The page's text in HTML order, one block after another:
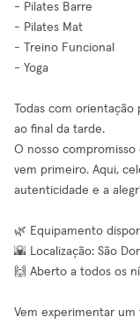
- Pilates Barre
- Pilates Mat
- Treino Funcional
- Yoga
Todas com
ao final da tarde.
O nosso
vem primeiro. Aqui,
autenticidade e a
🌿 Equipamento
🌇 Localização: São
🙌 Aberto a todos os
Vem experimentar um